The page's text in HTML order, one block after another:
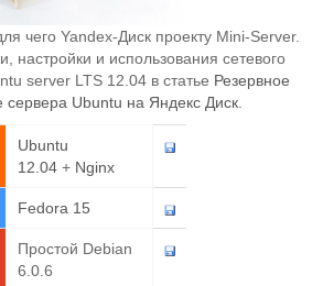
чего Yandex-Диск проекту Mini-Server.
настройки и использования сетевого
server LTS 12.04 в статье Резервное
сервера Ubuntu на Яндекс Диск.
Ubuntu
12.04 + Nginx
Fedora 15
Простой Debian
6.0.6